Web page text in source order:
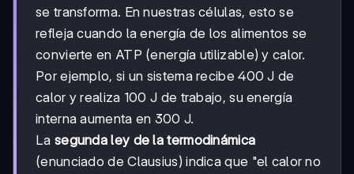
se transforma. En nuestras células, esto se
refleja cuando la energía de los alimentos se
convierte en ATP (energía utilizable) y calor.
Por ejemplo, si un sistema recibe 400 J de
calor y realiza 100 J de trabajo, su energía
interna aumenta en 300 J.
La segunda ley de la termodinámica
(enunciado de Clausius) indica que "el calor no